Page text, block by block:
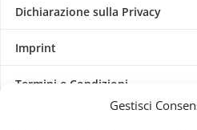
Gestisci
Dichiarazione sulla Privacy
Imprint
Termini e Condizioni